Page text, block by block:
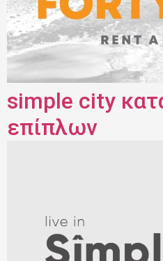
simple city
επίπλων